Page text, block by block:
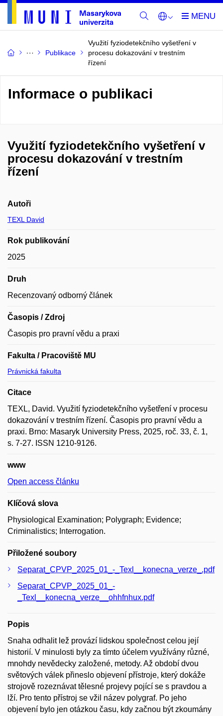
Publikace
Využití fyziodetekčního vyšetření v
procesu dokazování v trestním
řízení
Informace o publikaci
Využití fyziodetekčního vyšetření v
procesu dokazování v trestním
řízení
Autoři
TEXL David
Rok publikování
2025
Druh
Recenzovaný odborný článek
Časopis / Zdroj
Časopis pro pravní vědu a praxi
Fakulta / Pracoviště MU
Právnická fakulta
Citace
TEXL, David. Využití fyziodetekčního vyšetření v procesu
dokazování v trestním řízení. Časopis pro pravní vědu a
praxi. Brno: Masaryk University Press, 2025, roč. 33, č. 1,
s. 7-27. ISSN 1210-9126.
www
Open access článku
Klíčová slova
Physiological Examination; Polygraph; Evidence;
Criminalistics; Interrogation.
Přiložené soubory
Separat_CPVP_2025_01_-_Texl__konecna_verze_.pdf
Separat_CPVP_2025_01_-
_Texl__konecna_verze__ohhfnhux.pdf
Popis
Snaha odhalit lež provází lidskou společnost celou její
historií. V minulosti byly za tímto účelem využívány různé,
mnohdy nevědecky založené, metody. Až období dvou
světových válek přineslo objevení přístroje, který dokáže
strojově rozeznávat tělesné projevy pojící se s pravdou a
lží. Pro tento přístroj se vžil název polygraf. Po jeho
objevení bylo jen otázkou času, kdy začnou být zkoumány